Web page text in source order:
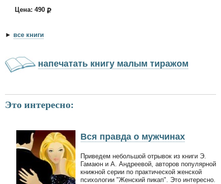
Цена: 490
► все книги
напечатать книгу малым тиражом
Это интересно:
Вся правда о мужчинах
Приведем небольшой отрывок из книги Э.
Гамаюн и А. Андреевой, авторов популярной
книжной серии по практической женской
психологии "Женский пикап". Это интересно.